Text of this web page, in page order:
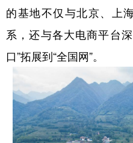
的基地不仅与北京、上
系，还与各大电商平台
口”拓展到“全国网”。